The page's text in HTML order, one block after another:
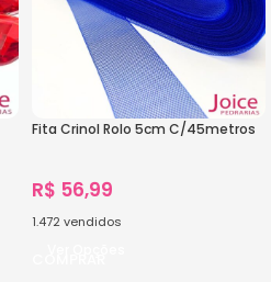
Fita Crinol Rolo 5cm C/45metros
R$ 56,99
1.472 vendidos